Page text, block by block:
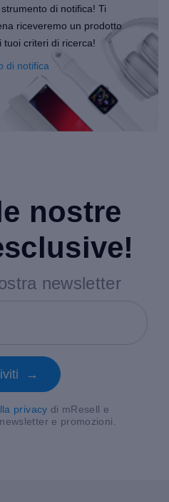
di notifica! Ti
riceveremo un prodotto
tuoi criteri di ricerca!
di notifica
nostre
newsletter
→
privacy di mResell e
e promozioni.